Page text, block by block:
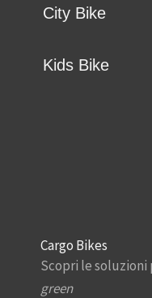
City Bike
Kids Bike
Cargo Bikes
Scopri le soluzioni
green